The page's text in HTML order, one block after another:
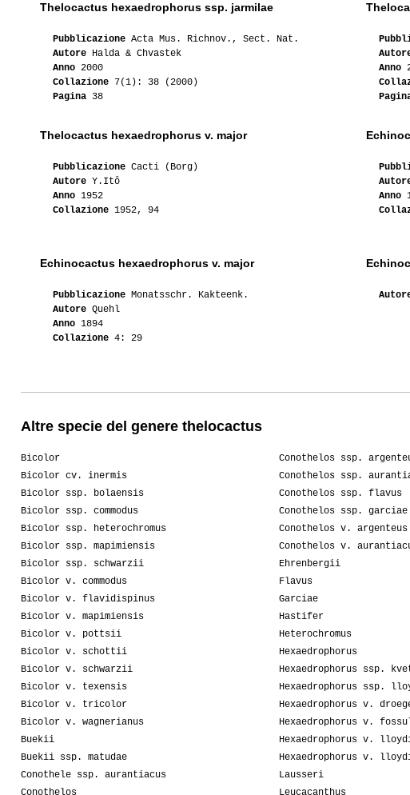
Thelocactus hexaedrophorus ssp. jarmilae
Pubblicazione Acta Mus. Richnov., Sect. Nat.
Autore Halda & Chvastek
Anno 2000
Collazione 7(1): 38 (2000)
Pagina 38
Anno
Thelocactus hexaedrophorus v. major
Pubblicazione Cacti (Borg)
Autore Y.Itô
Anno 1952
Collazione 1952, 94
Anno
Echinocactus hexaedrophorus v. major
Pubblicazione Monatsschr. Kakteenk.
Autore Quehl
Anno 1894
Collazione 4: 29
Altre specie del genere thelocactus
Bicolor
Bicolor cv. inermis
Bicolor ssp. bolaensis
Bicolor ssp. commodus
Bicolor ssp. heterochromus
Bicolor ssp. mapimiensis
Bicolor ssp. schwarzii
Bicolor v. commodus
Bicolor v. flavidispinus
Bicolor v. mapimiensis
Bicolor v. pottsii
Bicolor v. schottii
Bicolor v. schwarzii
Bicolor v. texensis
Bicolor v. tricolor
Bicolor v. wagnerianus
Buekii
Buekii ssp. matudae
Conothele ssp. aurantiacus
Conothelos
Conothelos ssp.
Conothelos ssp.
Conothelos ssp. flavus
Conothelos ssp. garciae
Conothelos v. argenteus
Conothelos v.
Ehrenbergii
Flavus
Garciae
Hastifer
Heterochromus
Hexaedrophorus
Hexaedrophorus ssp.
Hexaedrophorus ssp.
Hexaedrophorus v.
Hexaedrophorus v.
Hexaedrophorus v.
Hexaedrophorus v.
Lausseri
Leucacanthus